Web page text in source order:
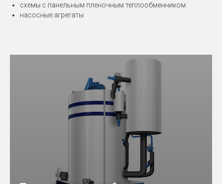
схемы с панельным пленочным теплообменником
насосные агрегаты